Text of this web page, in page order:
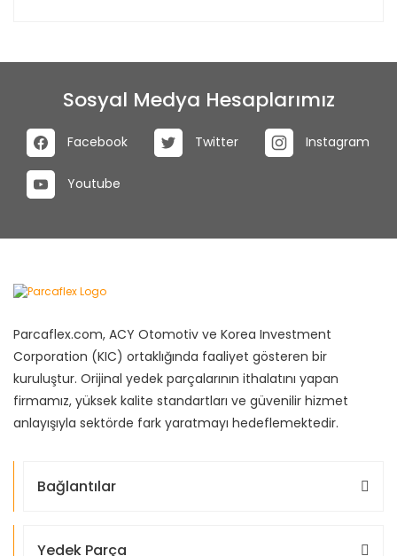
Sosyal Medya Hesaplarımız
Facebook Twitter Instagram
Youtube
Parcaflex.com, ACY Otomotiv ve Korea Investment
Corporation (KIC) ortaklığında faaliyet gösteren bir
kuruluştur. Orijinal yedek parçalarının ithalatını yapan
firmamız, yüksek kalite standartları ve güvenilir hizmet
anlayışıyla sektörde fark yaratmayı hedeflemektedir.
Bağlantılar
Yedek Parça